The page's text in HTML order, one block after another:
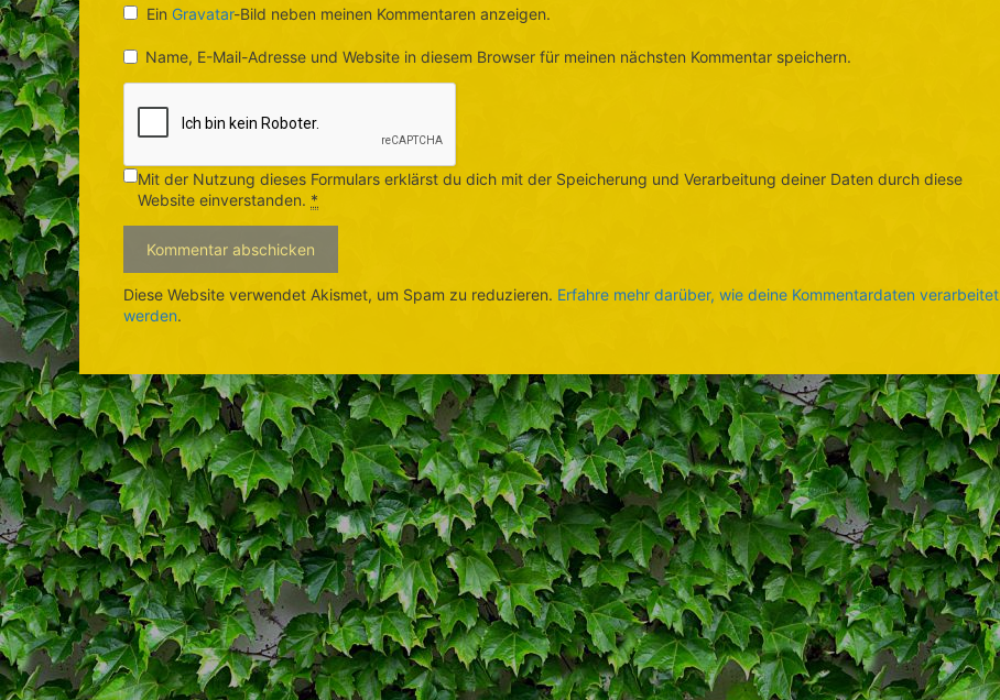
Ein Gravatar-Bild neben meinen Kommentaren anzeigen.
Name, E-Mail-Adresse und Website in diesem Browser für meinen nächsten Kommentar speichern.
Mit der Nutzung dieses Formulars erklärst du dich mit der Speicherung und Verarbeitung deiner Daten durch diese
Website einverstanden. *
Diese Website verwendet Akismet, um Spam zu reduzieren. Erfahre mehr darüber, wie deine Kommentardaten verarbeitet
werden.